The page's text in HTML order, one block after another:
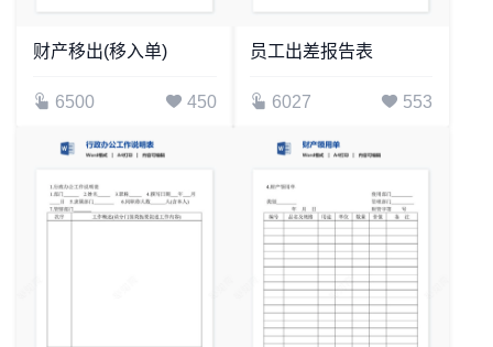
财产移出(移入单)
6500 450
员工出差报告表
6027 553